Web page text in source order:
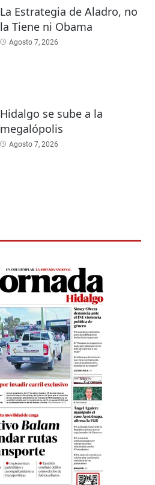
La Estrategia de Aladro, no
la Tiene ni Obama
Agosto 7, 2026
Hidalgo se sube a la
megalópolis
Agosto 7, 2026